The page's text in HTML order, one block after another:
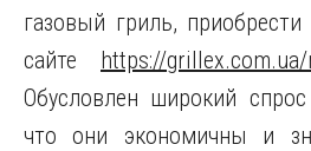
газовый гриль,
сайте https://
Обусловлен широкий
что они экономичны и